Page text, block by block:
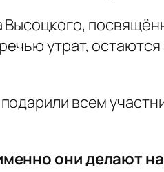
утрат,
всем
они делают